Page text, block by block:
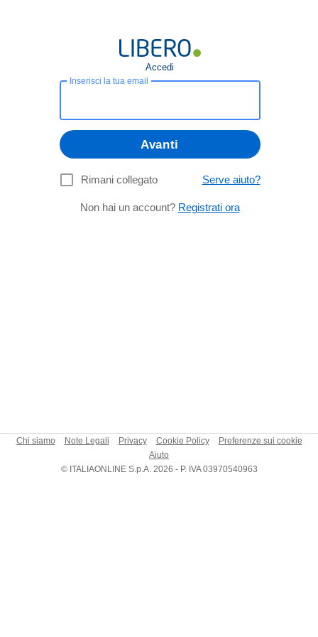
Accedi
Inserisci la tua email
Avanti
Rimani collegato Serve aiuto?
Non hai un account? Registrati ora
Chi siamo Note Legali Privacy Cookie Policy
Preferenze sui cookie
Aiuto
© ITALIAONLINE S.p.A. 2026 - P. IVA 03970540963